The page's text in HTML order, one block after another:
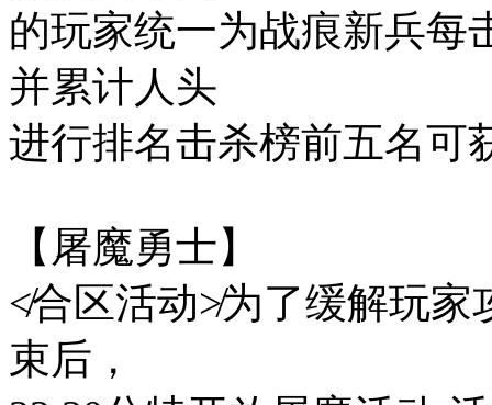
的玩家统一为战痕新兵每
并累计人头
进行排名击杀榜前五名可
【屠魔勇士】
≮合区活动≯为了缓解玩
束后，